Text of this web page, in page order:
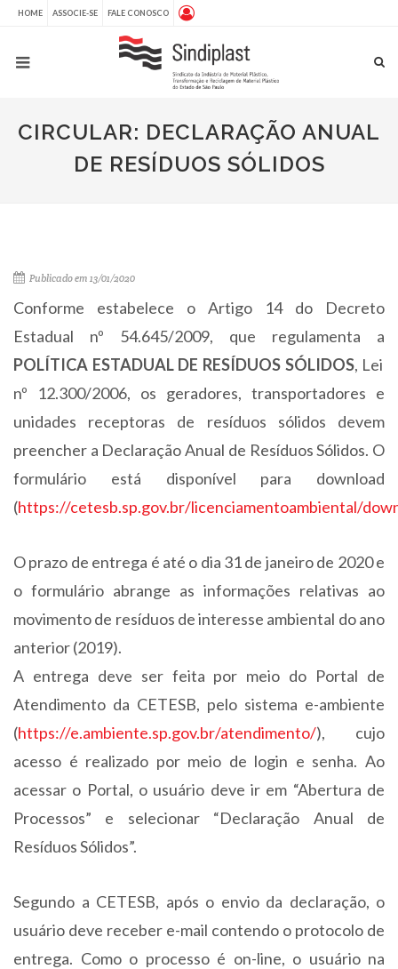
HOME ASSOCIE-SE FALE CONOSCO
CIRCULAR: DECLARAÇÃO ANUAL
DE RESÍDUOS SÓLIDOS
Publicado em 13/01/2020
Conforme estabelece o Artigo 14 do Decreto
Estadual nº 54.645/2009, que regulamenta a
POLÍTICA ESTADUAL DE RESÍDUOS SÓLIDOS, Lei
nº 12.300/2006, os geradores, transportadores e
unidades receptoras de resíduos sólidos devem
preencher a Declaração Anual de Resíduos Sólidos. O
formulário está disponível para download
(https://cetesb.sp.gov.br/licenciamentoambiental/
O prazo de entrega é até o dia 31 de janeiro de 2020 e
o formulário abrange as informações relativas ao
movimento de resíduos de interesse ambiental do ano
anterior (2019).
A entrega deve ser feita por meio do Portal de
Atendimento da CETESB, pelo sistema e-ambiente
(https://e.ambiente.sp.gov.br/atendimento/), cujo
acesso é realizado por meio de login e senha. Ao
acessar o Portal, o usuário deve ir em “Abertura de
Processos” e selecionar “Declaração Anual de
Resíduos Sólidos”.
Segundo a CETESB, após o envio da declaração, o
usuário deve receber e-mail contendo o protocolo de
entrega. Como o processo é on-line, o usuário na